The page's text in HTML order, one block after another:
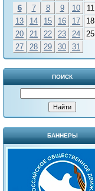
6
7 8 9 10 11
13
14 15 16 17 18
20
21 22 23 24 25
27
28 29 30 31
ПОИСК
БАННЕРЫ